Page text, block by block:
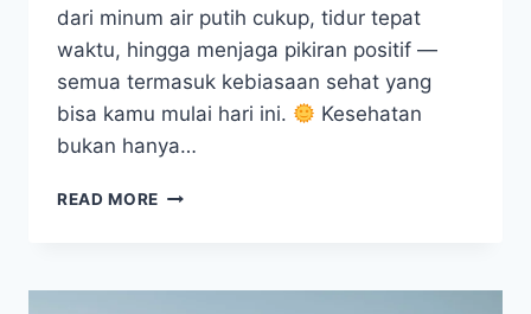
dari minum air putih cukup, tidur tepat
waktu, hingga menjaga pikiran positif —
semua termasuk kebiasaan sehat yang
bisa kamu mulai hari ini.
Kesehatan
bukan hanya…
READ MORE KEBIASAAN
KAMU